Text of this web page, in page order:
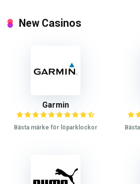
New Casinos
Garmin
Bästa märke för löparklockor